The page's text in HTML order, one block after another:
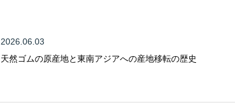
2026.06.03
天然ゴムの原産地と東南アジアへの産地移転の歴史